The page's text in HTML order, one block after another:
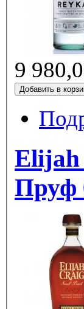
9
Elijah
Пруф